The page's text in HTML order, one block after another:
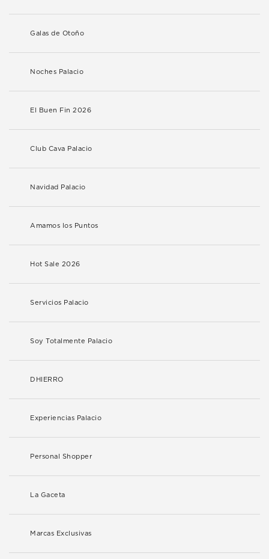
Galas de Otoño
Noches Palacio
El Buen Fin 2026
Club Cava Palacio
Navidad Palacio
Amamos los Puntos
Hot Sale 2026
Servicios Palacio
Soy Totalmente Palacio
DHIERRO
Experiencias Palacio
Personal Shopper
La Gaceta
Marcas Exclusivas